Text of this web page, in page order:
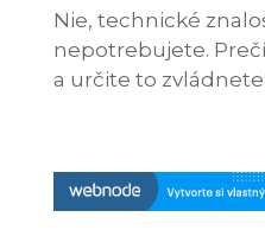
Nie, technické
nepotrebujete.
a určite to